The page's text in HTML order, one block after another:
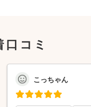
コミ
こっちゃん